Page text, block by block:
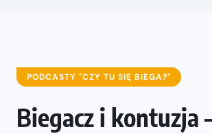
PODCASTY "CZY TU SIĘ BIEGA?"
Biegacz i kontuzja